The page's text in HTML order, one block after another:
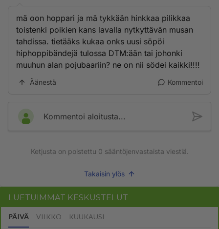
mä oon hoppari ja mä tykkään hinkkaa pilikkaa
toistenki poikien kans lavalla nytkyttävän musan
tahdissa. tietääks kukaa onks uusi söpöi
hiphoppibändejä tulossa DTM:ään tai johonki
muuhun alan pojubaariin? ne on nii södei kaikki!!!!
Äänestä Kommentoi
Kommentoi aloitusta...
Ketjusta on poistettu 0 sääntöjenvastaista viestiä.
Takaisin ylös
LUETUIMMAT KESKUSTELUT
PÄIVÄ VIIKKO KUUKAUSI